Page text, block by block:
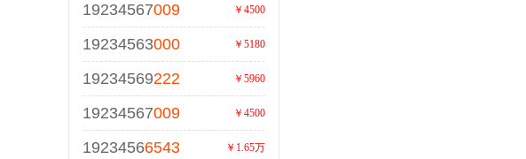
19234567009 ￥4500
19234563000 ￥5180
19234569222 ￥5960
19234567009 ￥4500
19234566543 ￥1.65万